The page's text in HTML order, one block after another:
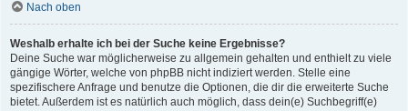
Nach oben
Weshalb erhalte ich bei der Suche keine Ergebnisse?
Deine Suche war möglicherweise zu allgemein gehalten und enthielt zu viele
gängige Wörter, welche von phpBB nicht indiziert werden. Stelle eine
spezifischere Anfrage und benutze die Optionen, die dir die erweiterte Suche
bietet. Außerdem ist es natürlich auch möglich, dass dein(e) Suchbegriff(e)